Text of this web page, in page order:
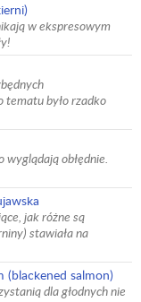
w ekspresowym
tematu było rzadko
wyglądają obłędnie.
jak różne są
stawiała na
(blackened salmon)
dla głodnych nie